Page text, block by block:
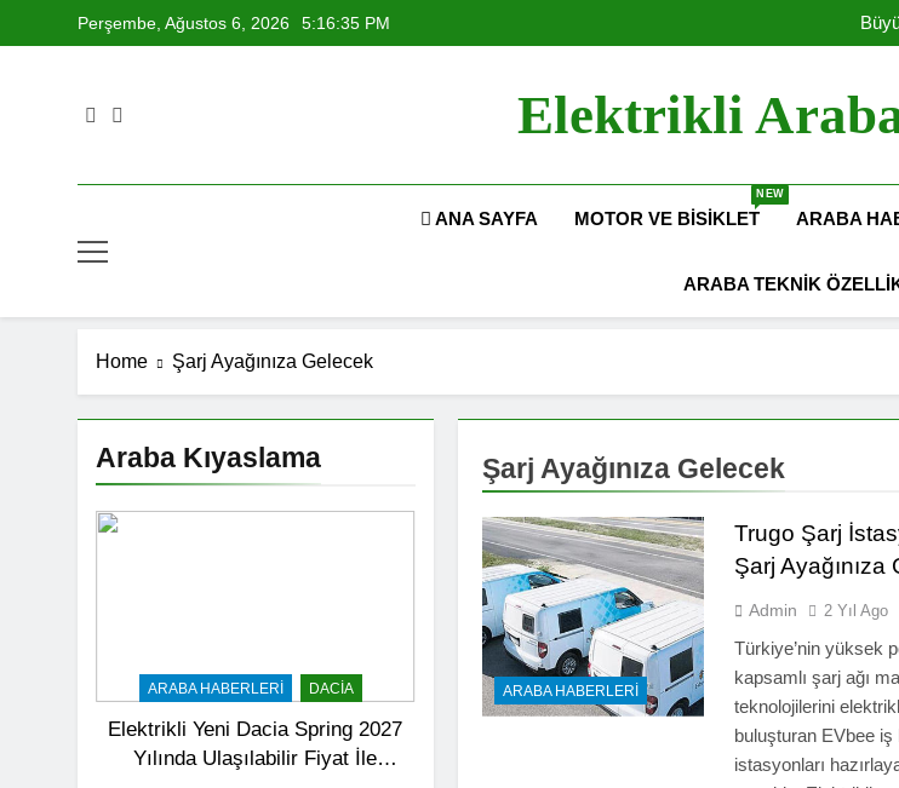
to
Perşembe, Ağustos 6, 2026 5:16:36 PM
Elektrikli Araba
ANA SAYFA MOTOR VE BISIKLET
NEW
ARABA
ARABA TEKNIK
Home Şarj Ayağınıza Gelecek
Araba Kıyaslama
ARABA HABERLERI DACIA
Elektrikli Yeni Dacia Spring 2027
Yılında Ulaşılabilir Fiyat İle
Şarj Ayağınıza Gelecek
ARABA HABERLERI
Trugo Şarj
Şarj Ayağınıza
Admin 2 Yıl Ago
Türkiye’nin yüksek
kapsamlı şarj ağı
teknolojilerini
buluşturan EVbee
istasyonları